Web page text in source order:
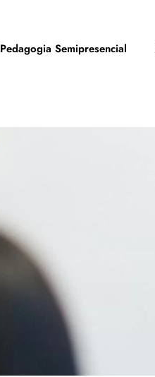
Pedagogia Semipresencial